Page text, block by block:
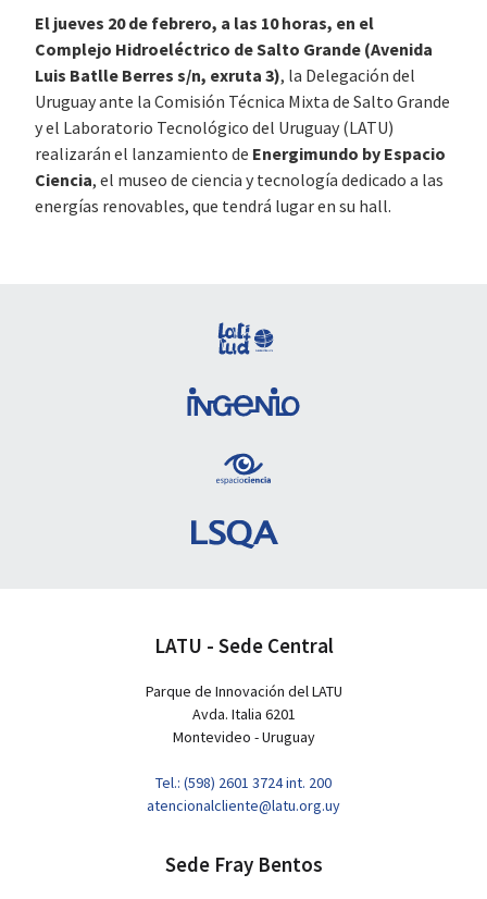
El jueves 20 de febrero, a las 10 horas, en el
Complejo Hidroeléctrico de Salto Grande (Avenida
Luis Batlle Berres s/n, exruta 3), la Delegación del
Uruguay ante la Comisión Técnica Mixta de Salto Grande
y el Laboratorio Tecnológico del Uruguay (LATU)
realizarán el lanzamiento de Energimundo by Espacio
Ciencia, el museo de ciencia y tecnología dedicado a las
energías renovables, que tendrá lugar en su hall.
LATU - Sede Central
Parque de Innovación del LATU
Avda. Italia 6201
Montevideo - Uruguay
Tel.: (598) 2601 3724 int. 200
atencionalcliente@latu.org.uy
Sede Fray Bentos